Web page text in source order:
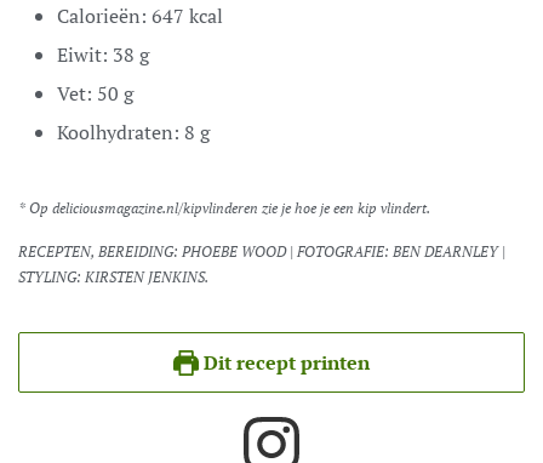
Calorieën: 647 kcal
Eiwit: 38 g
Vet: 50 g
Koolhydraten: 8 g
* Op deliciousmagazine.nl/kipvlinderen zie je hoe je een kip vlindert.
RECEPTEN, BEREIDING: PHOEBE WOOD | FOTOGRAFIE: BEN DEARNLEY |
STYLING: KIRSTEN JENKINS.
Dit recept printen